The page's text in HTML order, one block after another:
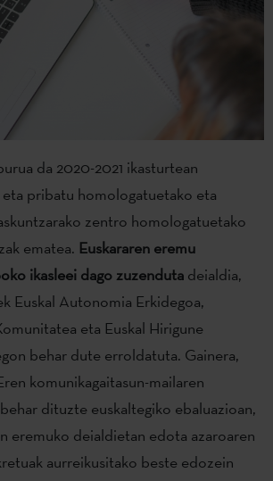
da 2020-2021 ikasturtean
pribatu homologatuetako eta
zentro homologatuetako
ematea. Euskararen eremu
ikasleei dago zuzenduta deialdia,
Euskal Autonomia Erkidegoa,
eta Euskal Hirigune
behar dute erroldatuta. Gainera,
komunikagaitasun-mailaren
dituzte euskaltegiko ebaluazioan,
eremuko deialdietan edota azaroaren
aurreikusitako beste edozein